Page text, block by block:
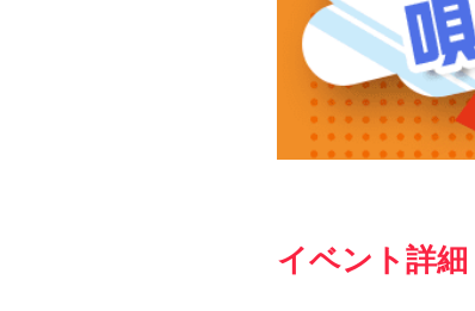
イベント詳細